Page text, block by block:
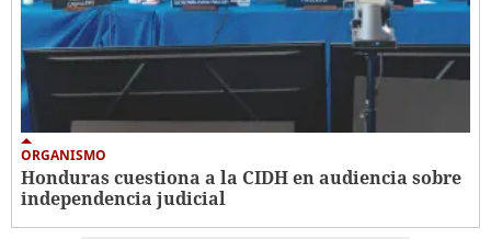
ORGANISMO
Honduras cuestiona a la CIDH en audiencia sobre
independencia judicial